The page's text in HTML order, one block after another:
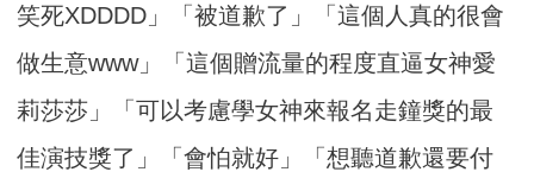
笑死XDDDD」「被道歉了」「這個人真的很會
做生意www」「這個贈流量的程度直逼女神愛
莉莎莎」「可以考慮學女神來報名走鐘獎的最
佳演技獎了」「會怕就好」「想聽道歉還要付